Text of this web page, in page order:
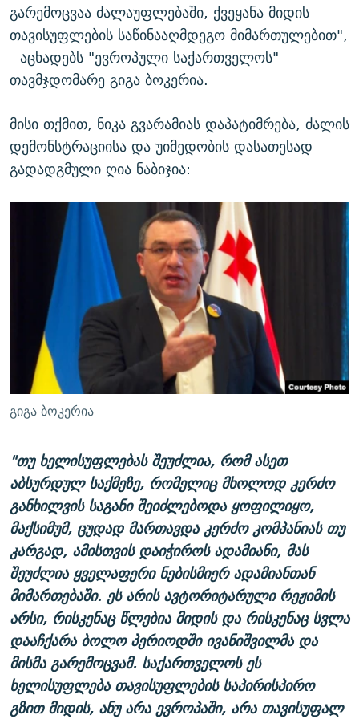
გარემოცვაა ძალაუფლებაში, ქვეყანა მიდის
თავისუფლების საწინააღმდეგო მიმართულებით",
- აცხადებს "ევროპული საქართველოს"
თავმჯდომარე გიგა ბოკერია.
მისი თქმით, ნიკა გვარამიას დაპატიმრება, ძალის
დემონსტრაციისა და უიმედობის დასათესად
გადადგმული ღია ნაბიჯია:
გიგა ბოკერია
"თუ ხელისუფლებას შეუძლია, რომ ასეთ
აბსურდულ საქმეზე, რომელიც მხოლოდ კერძო
განხილვის საგანი შეიძლებოდა ყოფილიყო,
მაქსიმუმ, ცუდად მართავდა კერძო კომპანიას თუ
კარგად, ამისთვის დაიჭიროს ადამიანი, მას
შეუძლია ყველაფერი ნებისმიერ ადამიანთან
მიმართებაში. ეს არის ავტორიტარული რეჟიმის
არსი, რისკენაც წლებია მიდის და რისკენაც სვლა
დააჩქარა ბოლო პერიოდში ივანიშვილმა და
მისმა გარემოცვამ. საქართველოს ეს
ხელისუფლება თავისუფლების საპირისპირო
გზით მიდის, ანუ არა ევროპაში, არა თავისუფალ